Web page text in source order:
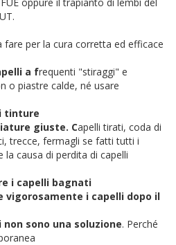
fare per la cura corretta ed efficace
a frequenti "stiraggi" e
o piastre calde, né usare
tinture
giuste. Capelli tirati, coda di
trecce, fermagli se fatti tutti i
la causa di perdita di capelli
i capelli bagnati
vigorosamente i capelli dopo il
non sono una soluzione. Perché